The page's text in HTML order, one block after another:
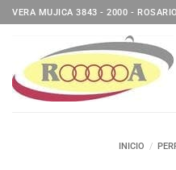
Saltar
al
VERA MUJICA 3843 - 2000 -
INICIO /